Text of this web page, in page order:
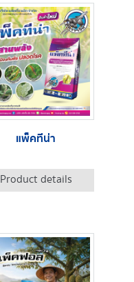
แพ็คทีน่า
Product details